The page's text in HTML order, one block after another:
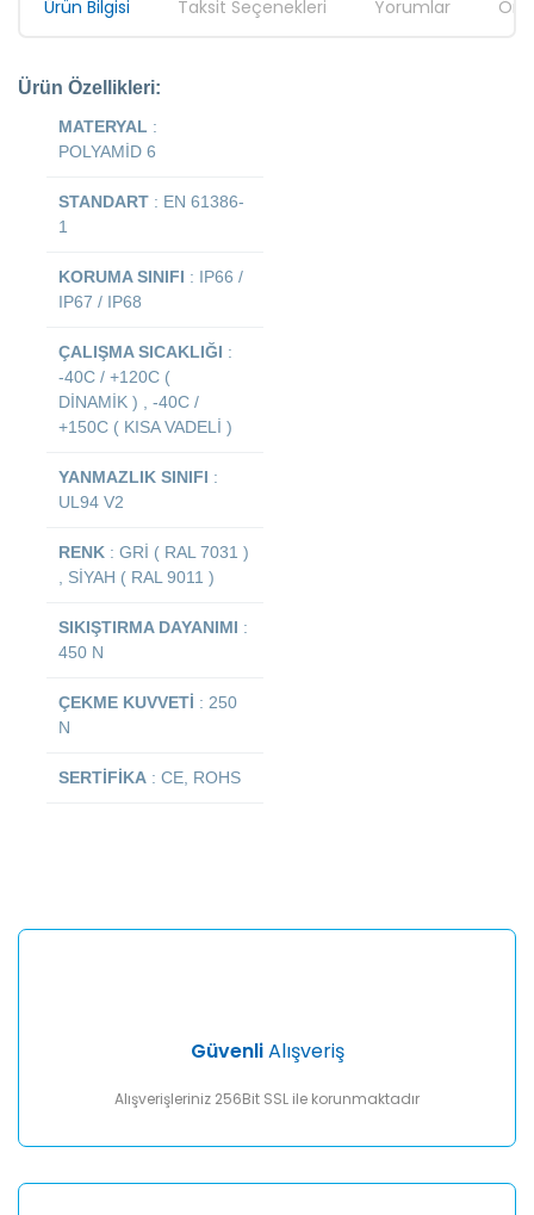
Ürün Bilgisi Taksit Seçenekleri Yorumlar
Ürün Özellikleri:
MATERYAL :
POLYAMİD 6
STANDART : EN 61386-
1
KORUMA SINIFI : IP66 /
IP67 / IP68
ÇALIŞMA SICAKLIĞI :
-40C / +120C (
DİNAMİK ) , -40C /
+150C ( KISA VADELİ )
YANMAZLIK SINIFI :
UL94 V2
RENK : GRİ ( RAL 7031 )
, SİYAH ( RAL 9011 )
SIKIŞTIRMA DAYANIMI :
450 N
ÇEKME KUVVETİ : 250
N
SERTİFİKA : CE, ROHS
Yorum Yaz
Ürün fiyatı diğer sitelerden daha pahalı.
GüvenliAlışveriş
Alışverişleriniz 256Bit SSL ile korunmaktadır